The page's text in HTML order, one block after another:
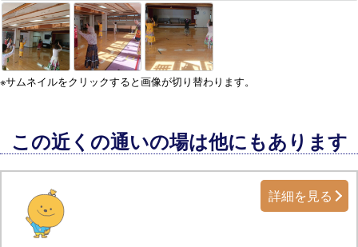
※サムネイルをクリックすると画像が切り替わります。
この近くの通いの場は他にもあります
詳細を見る